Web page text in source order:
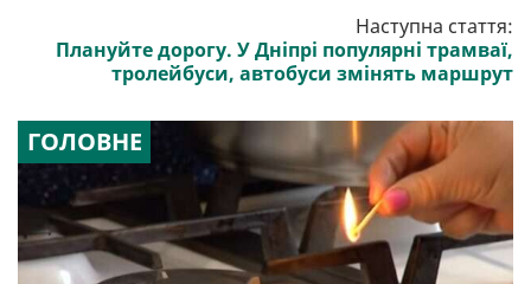
Наступна стаття:
Плануйте дорогу. У Дніпрі популярні трамваї,
тролейбуси, автобуси змінять маршрут
ГОЛОВНЕ